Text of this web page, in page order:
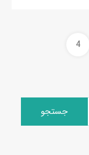
4
جستجو